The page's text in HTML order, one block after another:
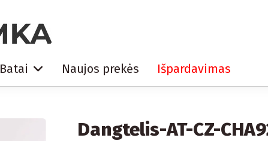
Batai Naujos prekės Išpardavimas
Dangtelis-AT-CZ-